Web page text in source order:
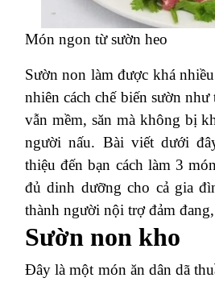
Món ngon từ sườn heo
Sườn non làm được khá
nhiên cách chế biến sườn như
vẫn mềm, săn mà không bị
người nấu. Bài viết dưới
thiệu đến bạn cách làm 3
đủ dinh dưỡng cho cả gia
thành người nội trợ đảm
Sườn non kho
Đây là một món ăn dân dã